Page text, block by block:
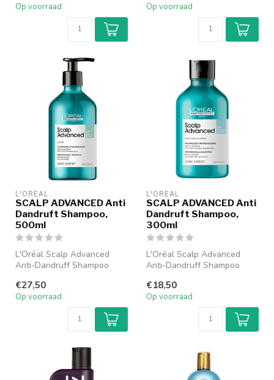
Op voorraad Op voorraad
L'ORÉAL
SCALP ADVANCED Anti
Dandruft Shampoo,
500ml
L'Oréal Scalp Advanced
Anti-Dandruff Shampoo
oplossing tegen...
€27,50
Op voorraad
L'ORÉAL
SCALP ADVANCED Anti
Dandruft Shampoo,
300ml
L'Oréal Scalp Advanced
Anti-Dandruff Shampoo
oplossing tegen...
€18,50
Op voorraad